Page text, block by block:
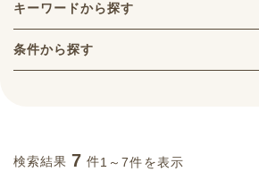
キーワードから探す
条件から探す
検索結果 7 件1～7件を表示